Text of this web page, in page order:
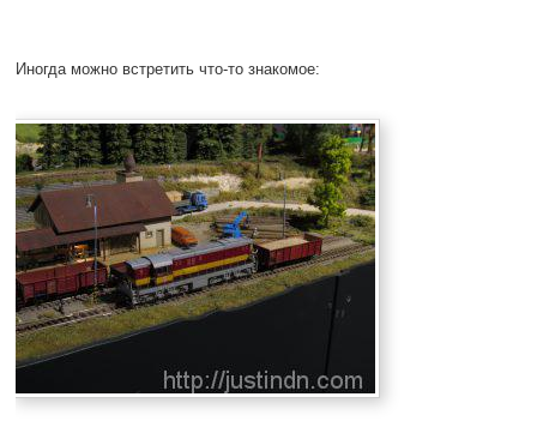
Иногда можно встретить что-то знакомое: